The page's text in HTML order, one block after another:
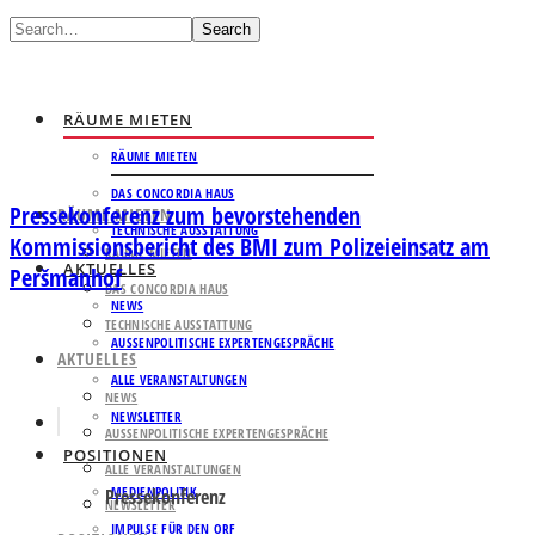
Search
RÄUME MIETEN
RÄUME MIETEN
DAS CONCORDIA HAUS
TECHNISCHE AUSSTATTUNG
AKTUELLES
NEWS
AUSSENPOLITISCHE EXPERTENGESPRÄCHE
ALLE VERANSTALTUNGEN
NEWSLETTER
POSITIONEN
MEDIENPOLITIK
IMPULSE FÜR DEN ORF
RÄUME MIETEN
RÄUME MIETEN
DAS CONCORDIA HAUS
TECHNISCHE AUSSTATTUNG
AKTUELLES
NEWS
AUSSENPOLITISCHE EXPERTENGESPRÄCHE
ALLE VERANSTALTUNGEN
NEWSLETTER
Pressekonferenz zum bevorstehenden
Kommissionsbericht des BMI zum Polizeieinsatz am
Peršmanhof
Pressekonferenz